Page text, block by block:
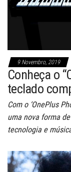
9 Novembro, 2019
Conheça o
teclado
Com o ‘OnePlus
uma nova forma
tecnologia e